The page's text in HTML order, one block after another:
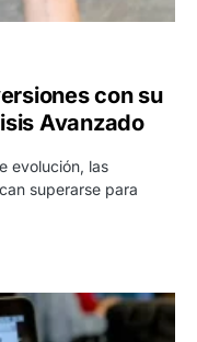
con su
Avanzado
evolución, las
superarse para